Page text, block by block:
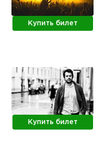
Купить билет
Купить билет